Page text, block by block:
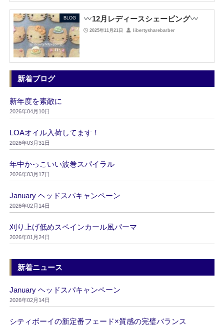
BLOG 12月レディースシェービング
2025年11月21日 libertysharebarber
新着ブログ
新年度を素敵に
2026年04月10日
LOAオイル入荷してます！
2026年03月31日
年中かっこいい波巻スパイラル
2026年03月17日
January ヘッドスパキャンペーン
2026年02月14日
刈り上げ低めスペインカール風パーマ
2026年01月24日
新着ニュース
January ヘッドスパキャンペーン
2026年02月14日
シティボーイの新定番フェード×質感の完璧バランス